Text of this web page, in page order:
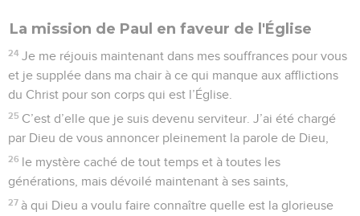
La mission de Paul en faveur de l'Église
24 Je me réjouis maintenant dans mes souffrances pour vous
et je supplée dans ma chair à ce qui manque aux afflictions
du Christ pour son corps qui est l’Église.
25 C’est d’elle que je suis devenu serviteur. J’ai été chargé
par Dieu de vous annoncer pleinement la parole de Dieu,
26 le mystère caché de tout temps et à toutes les
générations, mais dévoilé maintenant à ses saints,
27 à qui Dieu a voulu faire connaître quelle est la glorieuse